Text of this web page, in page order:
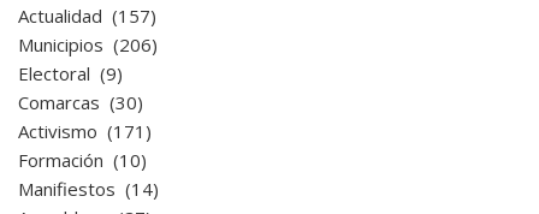
Actualidad (157)
Municipios (206)
Electoral (9)
Comarcas (30)
Activismo (171)
Formación (10)
Manifiestos (14)